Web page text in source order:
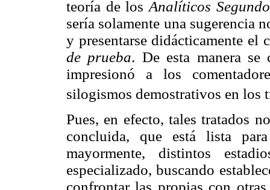
teoría de losAnalíticos
sería solamente una sugerencia
y presentarse didácticamente
de prueba. De esta manera
impresionó a los
silogismos demostrativos en los
Pues, en efecto, tales tratados
concluida, que está lista
mayormente, distintos
especializado, buscando
confrontar las propias con